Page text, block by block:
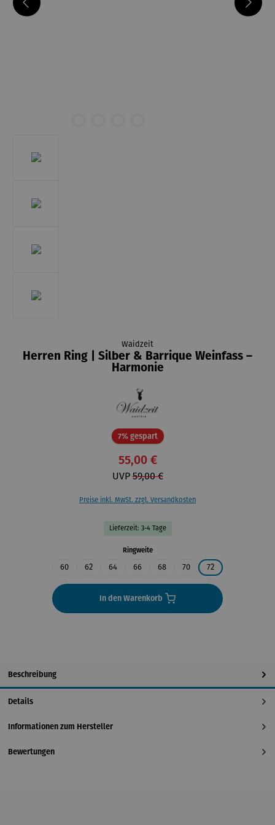
Waidzeit
Herren Ring | Silber & Barrique Weinfass –
Harmonie
7% gespartRabatt
55,00 €
UVP59,00 €
Preise inkl. MwSt. zzgl. Versandkosten
Lieferzeit: 3-4 Tage
Ringweiteauswählen
60 62 64 66 68 70 72
In den Warenkorb
Beschreibung
Details
Informationen zum Hersteller
Bewertungen